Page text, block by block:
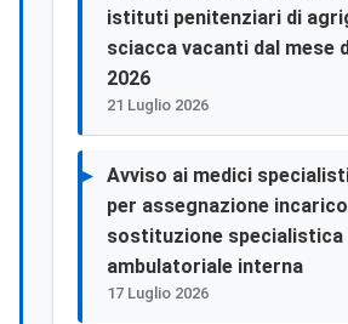
istituti penitenziari di
sciacca vacanti dal mese
2026
21 Luglio 2026
Avviso ai medici
per assegnazione
sostituzione specialistica
ambulatoriale interna
17 Luglio 2026